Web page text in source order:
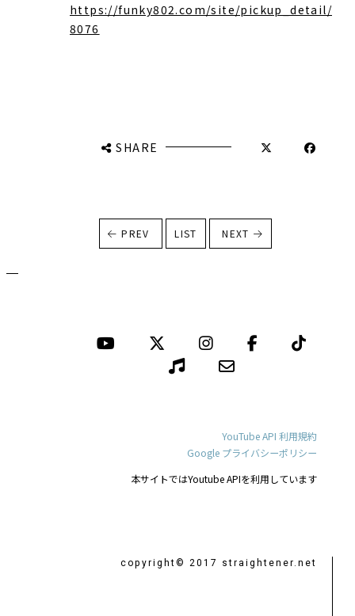
https://funky802.com/site/pickup_detail/
8076
SHARE
PREV LIST NEXT
YouTube API 利用規約
Google プライバシーポリシー
本サイトではYoutube APIを利用しています
copyright© 2017 straightener.net